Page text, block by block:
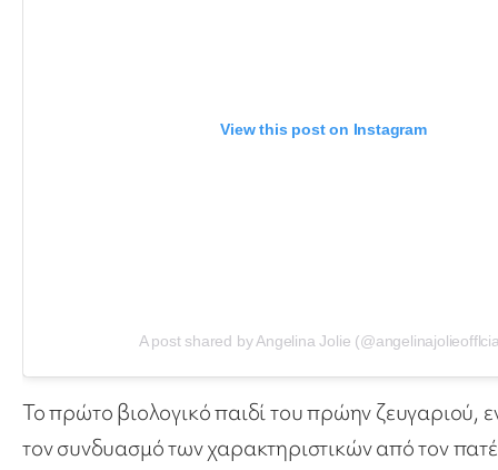
View this post on Instagram
A post shared by Angelina Jolie️️
Το πρώτο βιολογικό παιδί του πρώην ζευγαριού,
τον συνδυασμό των χαρακτηριστικών από τον